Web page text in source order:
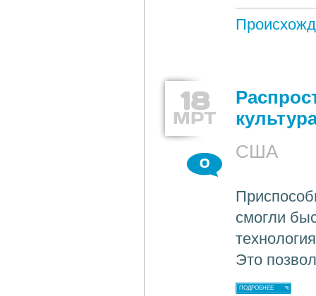
18
МРТ
США
0
смогли
Это
ПОДРОБНЕЕ